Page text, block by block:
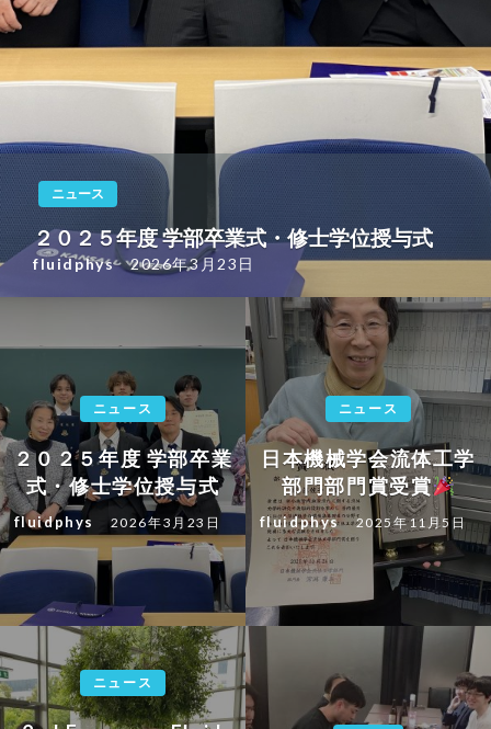
ニュース
２０２５年度 学部卒業式・修士学位授与式
fluidphys 2026年3月23日
ニュース
２０２５年度 学部卒業
式・修士学位授与式
fluidphys 2026年3月23日
ニュース
日本機械学会流体工学
部門部門賞受賞
fluidphys 2025年11月5日
ニュース